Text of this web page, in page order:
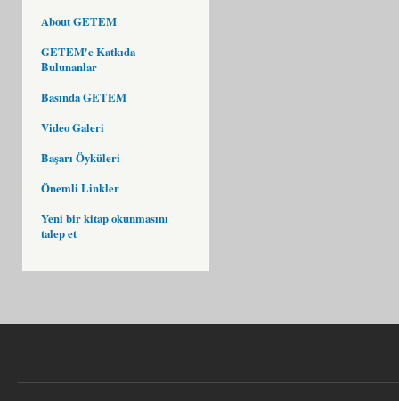
About GETEM
GETEM'e Katkıda
Bulunanlar
Basında GETEM
Video Galeri
Başarı Öyküleri
Önemli Linkler
Yeni bir kitap okunmasını
talep et